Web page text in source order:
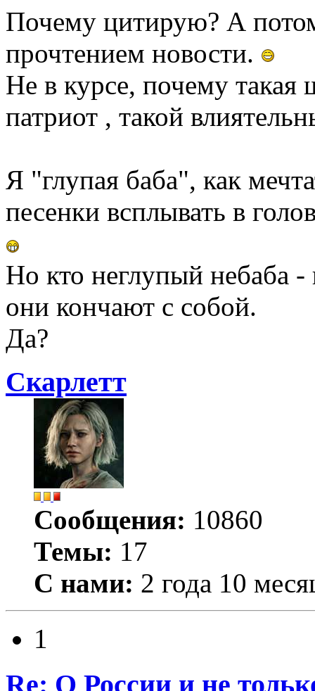
Почему цитирую? А
прочтением новости.
Не в курсе, почему
патриот , такой
Я "глупая баба", как
песенки всплывать в
Но кто неглупый небаба
они кончают с собой.
Да?
Скарлетт
Сообщения: 10860
Темы: 17
С нами: 2 года 10
1
Re: О России и не